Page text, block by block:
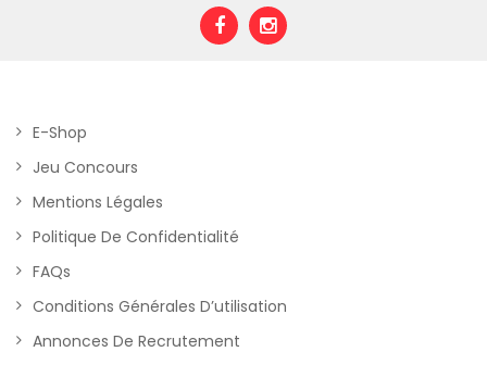
E-Shop
Jeu Concours
Mentions Légales
Politique De Confidentialité
FAQs
Conditions Générales D’utilisation
Annonces De Recrutement